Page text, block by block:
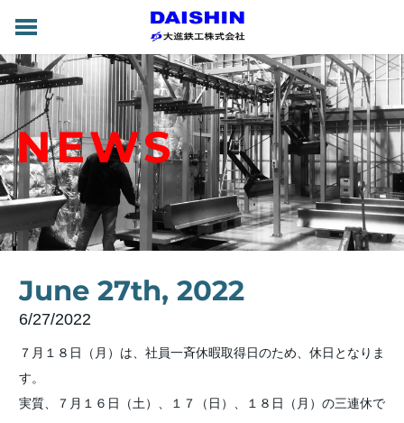
HOME
NEWS
会社情報
製品
設備
アクセス
求人情報
ENGLISH
NEWS
June 27th, 2022
6/27/2022
７月１８日（月）は、社員一斉休暇取得日のため、休日となりま
す。
実質、７月１６日（土）、１７（日）、１８日（月）の三連休で